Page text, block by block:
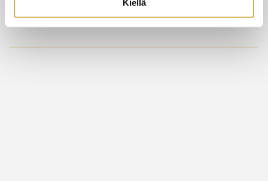
Kiellä